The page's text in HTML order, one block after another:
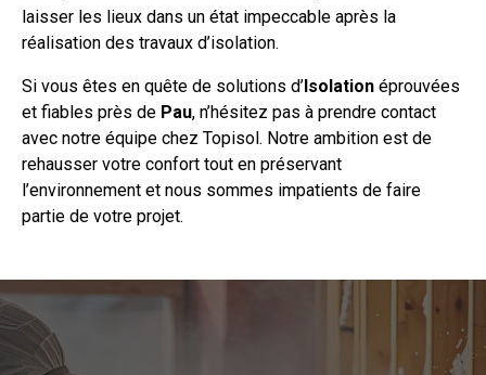
laisser les lieux dans un état impeccable après la
réalisation des travaux d’isolation.
Si vous êtes en quête de solutions d’Isolation éprouvées
et fiables près de Pau, n’hésitez pas à prendre contact
avec notre équipe chez Topisol. Notre ambition est de
rehausser votre confort tout en préservant
l’environnement et nous sommes impatients de faire
partie de votre projet.